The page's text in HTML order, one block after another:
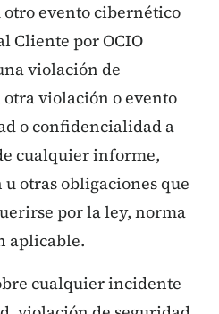
otro evento cibernético
Cliente por OCIO
violación de
otra violación o evento
o confidencialidad a
cualquier informe,
otras obligaciones que
por la ley, norma
aplicable.
cualquier incidente